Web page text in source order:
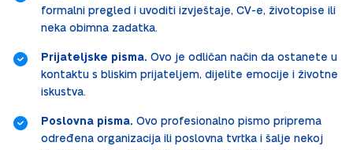
formalni pregled i uvoditi izvještaje, CV-e, životopise ili
neka obimna zadatka.
Prijateljske pisma. Ovo je odličan način da ostanete u
kontaktu s bliskim prijateljem, dijelite emocije i životne
iskustva.
Poslovna pisma. Ovo profesionalno pismo priprema
određena organizacija ili poslovna tvrtka i šalje nekoj